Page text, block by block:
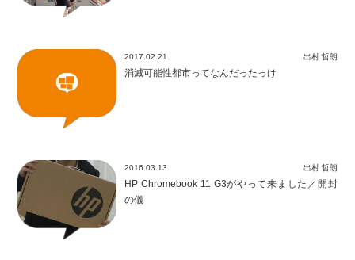
2017.02.21
消滅可能性都市ってなんだったっけ
出村 哲朗
2016.03.13
HP Chromebook 11 G3がやって来ました／開封
の儀
出村 哲朗